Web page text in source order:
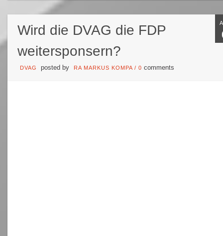
Wird die DVAG die FDP
weitersponsern?
DVAG posted by RA MARKUS KOMPA / 0 comments